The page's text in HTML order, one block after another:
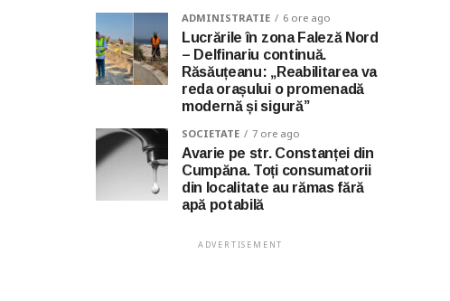
ADMINISTRATIE 6 ore ago
Lucrările în zona Faleză Nord
– Delfinariu continuă.
Răsăuțeanu: „Reabilitarea va
reda orașului o promenadă
modernă și sigură”
SOCIETATE 7 ore ago
Avarie pe str. Constanței din
Cumpăna. Toți consumatorii
din localitate au rămas fără
apă potabilă
ADVERTISEMENT